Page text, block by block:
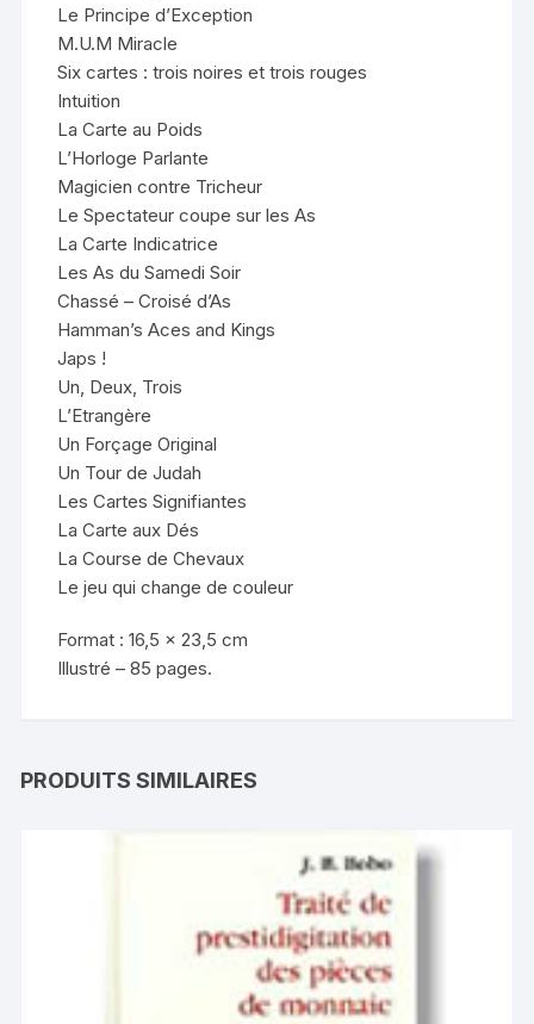
Le Principe d’Exception
M.U.M Miracle
Six cartes : trois noires et trois rouges
Intuition
La Carte au Poids
L’Horloge Parlante
Magicien contre Tricheur
Le Spectateur coupe sur les As
La Carte Indicatrice
Les As du Samedi Soir
Chassé – Croisé d’As
Hamman’s Aces and Kings
Japs !
Un, Deux, Trois
L’Etrangère
Un Forçage Original
Un Tour de Judah
Les Cartes Signifiantes
La Carte aux Dés
La Course de Chevaux
Le jeu qui change de couleur
Format : 16,5 x 23,5 cm
Illustré – 85 pages.
PRODUITS SIMILAIRES